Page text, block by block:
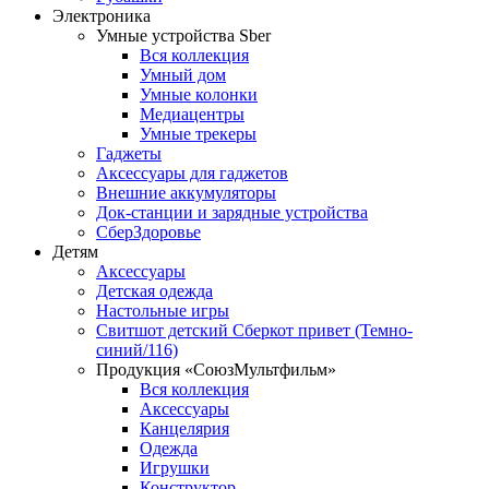
Электроника
Умные устройства Sber
Вся коллекция
Умный дом
Умные колонки
Медиацентры
Умные трекеры
Гаджеты
Аксессуары для гаджетов
Внешние аккумуляторы
Док-станции и зарядные устройства
СберЗдоровье
Детям
Аксессуары
Детская одежда
Настольные игры
Свитшот детский Сберкот привет (Темно-
синий/116)
Продукция «СоюзМультфильм»
Вся коллекция
Аксессуары
Канцелярия
Одежда
Игрушки